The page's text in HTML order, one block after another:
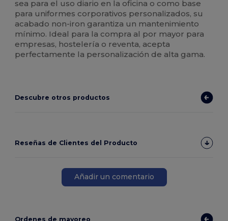
sea para el uso diario en la oficina o como base
para uniformes corporativos personalizados, su
acabado non-iron garantiza un mantenimiento
mínimo. Ideal para la compra al por mayor para
empresas, hostelería o reventa, acepta
perfectamente la personalización de alta gama.
Descubre otros productos
Reseñas de Clientes del Producto
Añadir un comentario
Ordenes de mayoreo